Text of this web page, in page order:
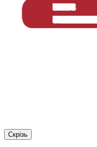
Скрізь